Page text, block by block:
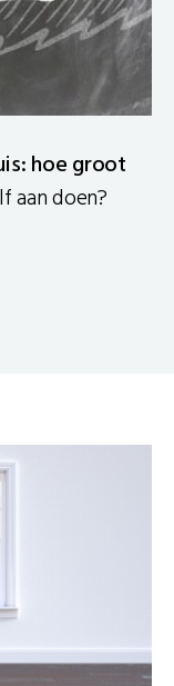
hoe groot
aan doen?